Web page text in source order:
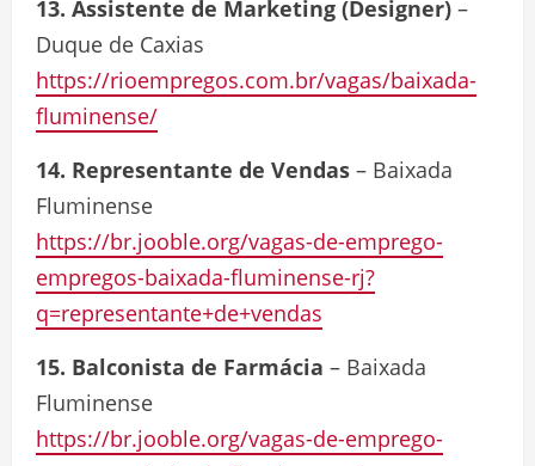
13. Assistente de Marketing (Designer) –
Duque de Caxias
https://rioempregos.com.br/vagas/baixada-
fluminense/
14. Representante de Vendas – Baixada
Fluminense
https://br.jooble.org/vagas-de-emprego-
empregos-baixada-fluminense-rj?
q=representante+de+vendas
15. Balconista de Farmácia – Baixada
Fluminense
https://br.jooble.org/vagas-de-emprego-